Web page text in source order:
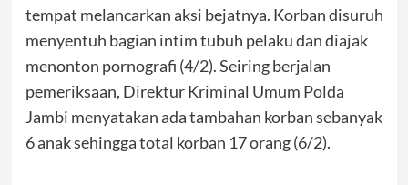
tempat melancarkan aksi bejatnya. Korban disuruh
menyentuh bagian intim tubuh pelaku dan diajak
menonton pornografi (4/2). Seiring berjalan
pemeriksaan, Direktur Kriminal Umum Polda
Jambi menyatakan ada tambahan korban sebanyak
6 anak sehingga total korban 17 orang (6/2).